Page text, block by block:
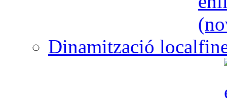
Dinamització local